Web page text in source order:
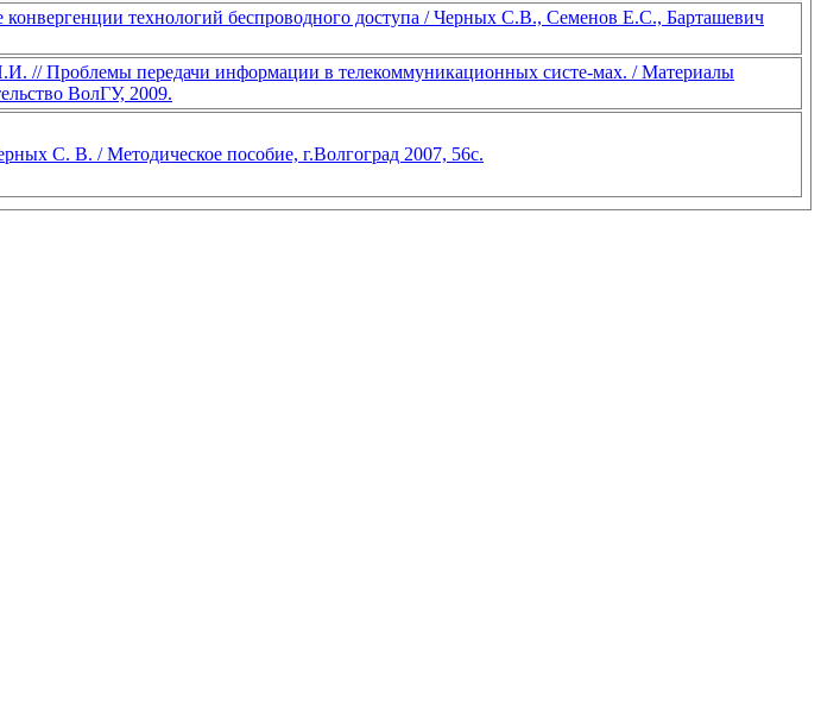
технологий беспроводного доступа / Черных С.В., Семенов Е.С., Барташевич
// Проблемы передачи информации в телекоммуникационных систе-мах. / Материалы
ВолГУ, 2009.
С. В. / Методическое пособие, г.Волгоград 2007, 56с.